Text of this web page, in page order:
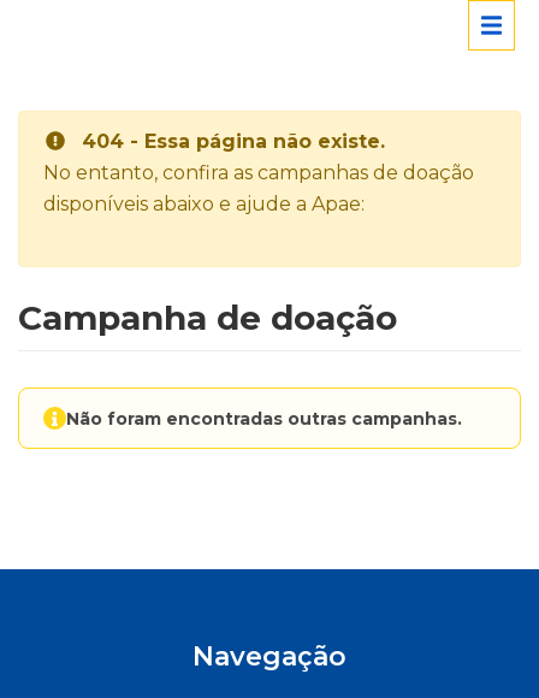
404 - Essa página não existe.
No entanto, confira as campanhas de doação
disponíveis abaixo e ajude a Apae:
Campanha de doação
Não foram encontradas outras campanhas.
Navegação